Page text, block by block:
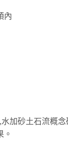
內
加砂土石流概
。